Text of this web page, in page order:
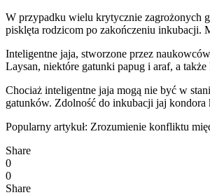
W przypadku wielu krytycznie zagrożonych
pisklęta rodzicom po zakończeniu inkubacji.
Inteligentne jaja, stworzone przez
Laysan, niektóre gatunki papug i araf, a
Chociaż inteligentne jaja mogą nie być w
gatunków. Zdolność do inkubacji jaj
Popularny artykuł: Zrozumienie konfliktu
Share
0
0
Share